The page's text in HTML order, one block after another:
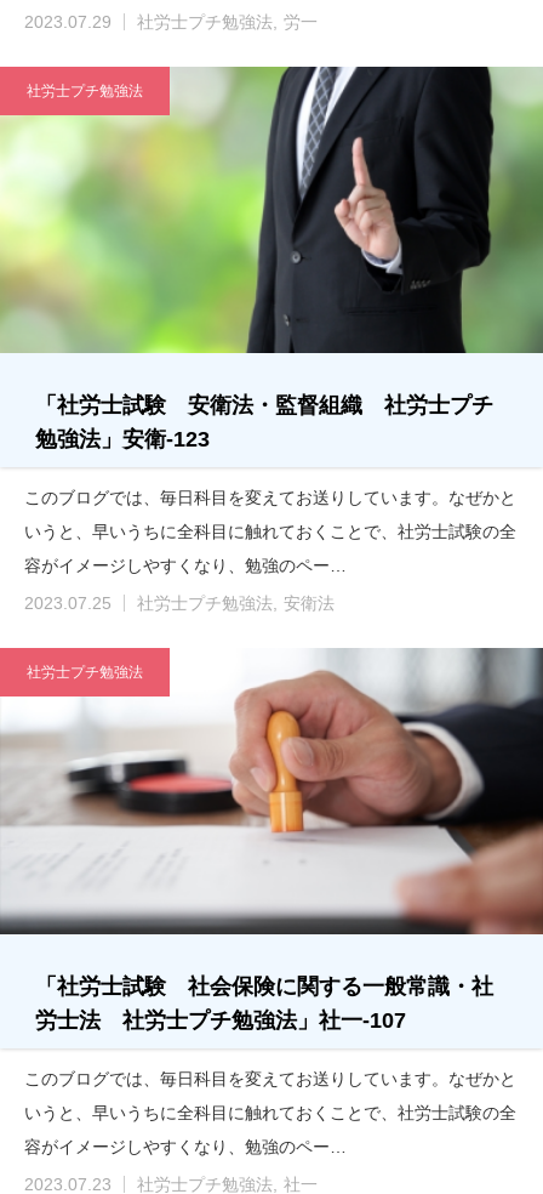
2023.07.29
社労士プチ勉強法 労一
社労士プチ勉強法
「社労士試験 安衛法・監督組織 社労士プチ
勉強法」安衛-123
このブログでは、毎日科目を変えてお送りしています。なぜかと
いうと、早いうちに全科目に触れておくことで、社労士試験の全
容がイメージしやすくなり、勉強のペー…
2023.07.25
社労士プチ勉強法 安衛法
社労士プチ勉強法
「社労士試験 社会保険に関する一般常識・社
労士法 社労士プチ勉強法」社一-107
このブログでは、毎日科目を変えてお送りしています。なぜかと
いうと、早いうちに全科目に触れておくことで、社労士試験の全
容がイメージしやすくなり、勉強のペー…
2023.07.23
社労士プチ勉強法 社一